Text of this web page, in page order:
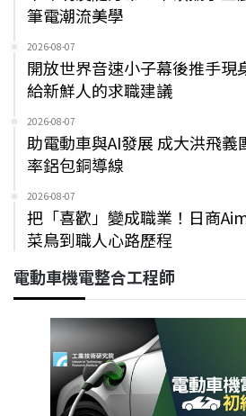
筆電潮流美學
2026-08-07
開放世界音速小子幕後推手現
給新鮮人的求職建議
2026-08-07
助電動車與AI發展 成大洪飛
率鋁包銅導線
2026-08-07
把「喜歡」變成職業！日商
菜鳥到職人心路歷程
電動車機電整合工程師